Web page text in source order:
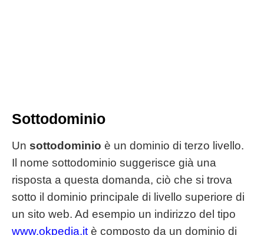
Sottodominio
Un sottodominio è un dominio di terzo livello.
Il nome sottodominio suggerisce già una
risposta a questa domanda, ciò che si trova
sotto il dominio principale di livello superiore di
un sito web. Ad esempio un indirizzo del tipo
www.okpedia.it è composto da un dominio di